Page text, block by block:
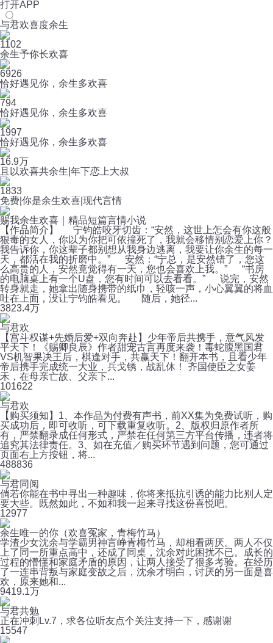
打开APP
与君欢喜度余生
1102
余生予你长欢喜
6926
恰好遇见你，余生多欢喜
794
恰好遇见你，余生多欢喜
1997
恰好遇见你，余生多欢喜
16.9万
且以欢喜共余生|年下恋上大叔
1833
免费|你是余生欢喜|现代言情
赐我余生欢喜｜精品短篇言情小说
【作品简介】 宁钧皓咬牙切齿：“安然，这世上怎会有你这般
狠毒的女人，你以为你把可依撞死了，我就会移情别恋爱上你？
我告诉你，你这辈子都别想从我身边逃离，我要让你余生的每一
天，都活在我的折磨中。” 安然：“宁总，是安然错了，您这
么高贵的人，安然竟觉得有一天，您也会喜欢上我。” “书房
的电脑桌上有一个U盘，您有时间可以去看看。” 说完，安然
转身就走，她拿出随身携带的纸巾，轻咳一声，小心翼翼的将血
吐在上面，没让宁钧皓看见。 随后，她径...
3823.4万
与君欢
【宫斗权谋+先婚后爱+双向奔赴】少年帝后共携手，意气风发
平天下！《赐卿良辰》作者甜宠古言再度来袭！毒蛇腹黑国君
VS机智果决王后，棋逢对手，共赢天下！翻开本书，且看少年
帝后携手完成统一大业，兵戈锈，战乱休！ 齐国使臣之女姜
禾，在母亲亡故、父亲下...
101622
与君欢
【购买须知】1、本作品为付费有声书，前XX集为免费试听，购
买成功后，即可收听，可下载重复收听。2、版权归原作者所
有，严禁翻录成任何形式，严禁在任何第三方平台传播，违者将
追究其法律责任。3、如在充值／购买环节遇到问题，您可通过
页面右上方按钮，将...
488836
与君同阅
倘若你能在书中寻出一种趣味，你将来抵抗引诱的能力比别人定
要大些。既然如此，不如和我一起来寻找这份喜悦吧。
12977
余生唯一的你（欢喜冤家，青梅竹马）
学渣少女沈余与学霸男神言峥青梅竹马，却相看两厌。两人不仅
上了同一所重点高中，还成了同桌，沈余对此困扰不已。成长的
过程的懵懂和家庭矛盾的原因，让两人接受了很多考验。在经历
了一连串背叛与家庭变故之后，沈余才明白，讨厌的另一面是喜
欢，原来她和...
9419.1万
与君共勉
正在冲刺Lv.7，求各位听友点个关注支持一下，感谢谢
15547